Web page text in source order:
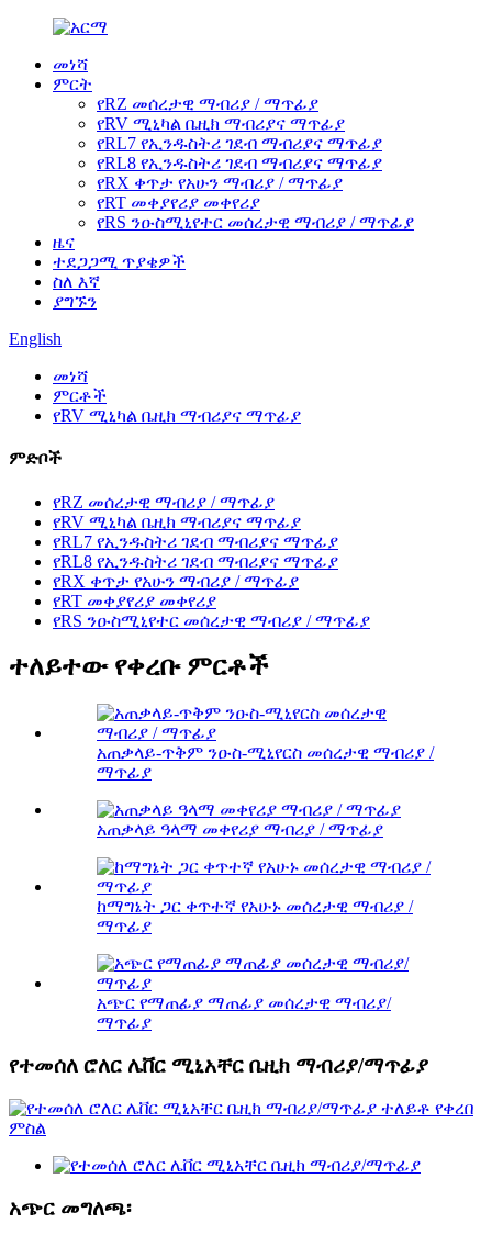
መነሻ
ምርት
የRZ መሰረታዊ ማብሪያ / ማጥፊያ
የRV ሚኒካል ቤዚክ ማብሪያና ማጥፊያ
የRL7 የኢንዱስትሪ ገደብ ማብሪያና ማጥፊያ
የRL8 የኢንዱስትሪ ገደብ ማብሪያና ማጥፊያ
የRX ቀጥታ የአሁን ማብሪያ / ማጥፊያ
የRT መቀያየሪያ መቀየሪያ
የRS ንዑስሚኒየተር መሰረታዊ ማብሪያ / ማጥፊያ
ዜና
ተደጋጋሚ ጥያቄዎች
ስለ እኛ
ያግኙን
English
መነሻ
ምርቶች
የRV ሚኒካል ቤዚክ ማብሪያና ማጥፊያ
ምድቦች
የRZ መሰረታዊ ማብሪያ / ማጥፊያ
የRV ሚኒካል ቤዚክ ማብሪያና ማጥፊያ
የRL7 የኢንዱስትሪ ገደብ ማብሪያና ማጥፊያ
የRL8 የኢንዱስትሪ ገደብ ማብሪያና ማጥፊያ
የRX ቀጥታ የአሁን ማብሪያ / ማጥፊያ
የRT መቀያየሪያ መቀየሪያ
የRS ንዑስሚኒየተር መሰረታዊ ማብሪያ / ማጥፊያ
ተለይተው የቀረቡ ምርቶች
አጠቃላይ-ጥቅም ንዑስ-ሚኒየርስ መሰረታዊ ማብሪያ /
ማጥፊያ
አጠቃላይ ዓላማ መቀየሪያ ማብሪያ / ማጥፊያ
ከማግኔት ጋር ቀጥተኛ የአሁኑ መሰረታዊ ማብሪያ /
ማጥፊያ
አጭር የማጠፊያ ማጠፊያ መሰረታዊ ማብሪያ/
ማጥፊያ
የተመሰለ ሮለር ሌቨር ሚኒአቸር ቤዚክ ማብሪያ/ማጥፊያ
አጭር መግለጫ፡